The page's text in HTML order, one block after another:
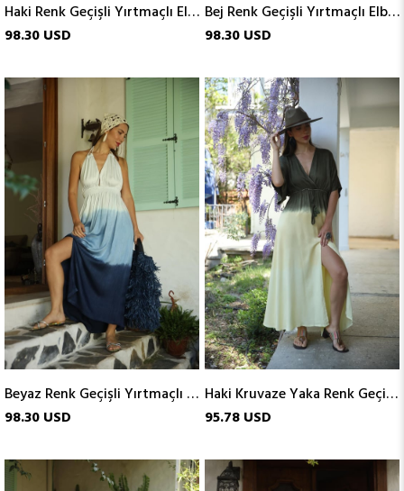
Haki Renk Geçişli Yırtmaçlı Elbise
98.30 USD
Bej Renk Geçişli Yırtmaçlı Elbise
98.30 USD
Beyaz Renk Geçişli Yırtmaçlı Elbise
98.30 USD
Haki Kruvaze Yaka Renk Geçişli Elbise
95.78 USD